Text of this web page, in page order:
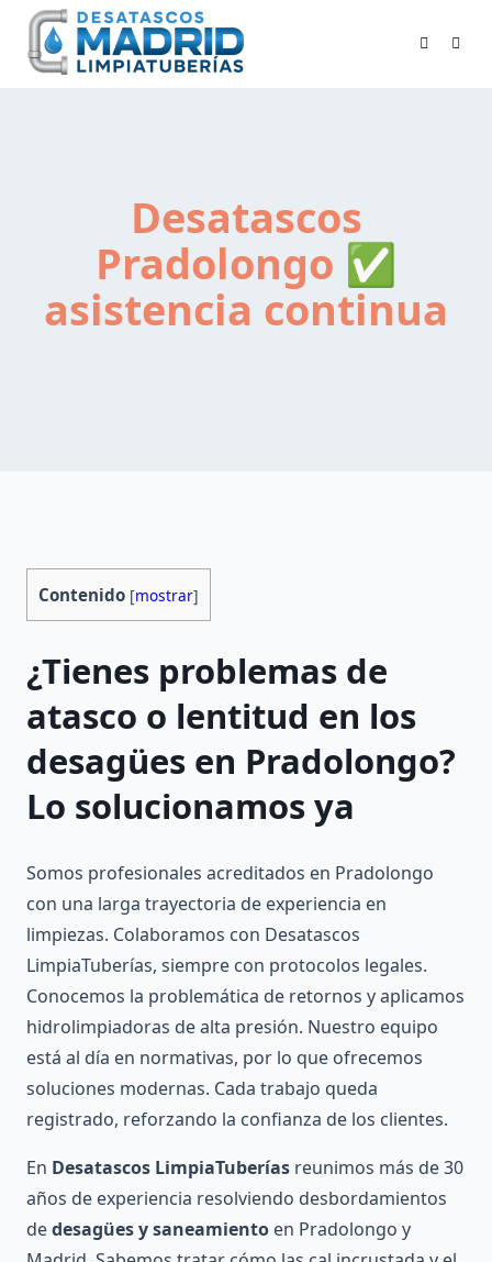
Skip
content
Desatascos
Pradolongo ✅
asistencia continua
Contenido [mostrar]
¿Tienes problemas de
atasco o lentitud en los
desagües en Pradolongo?
Lo solucionamos ya
Somos profesionales acreditados en Pradolongo
con una larga trayectoria de experiencia en
limpiezas. Colaboramos con Desatascos
LimpiaTuberías, siempre con protocolos legales.
Conocemos la problemática de retornos y aplicamos
hidrolimpiadoras de alta presión. Nuestro equipo
está al día en normativas, por lo que ofrecemos
soluciones modernas. Cada trabajo queda
registrado, reforzando la confianza de los clientes.
En Desatascos LimpiaTuberías reunimos más de 30
años de experiencia resolviendo desbordamientos
dedesagües y saneamiento en Pradolongo y